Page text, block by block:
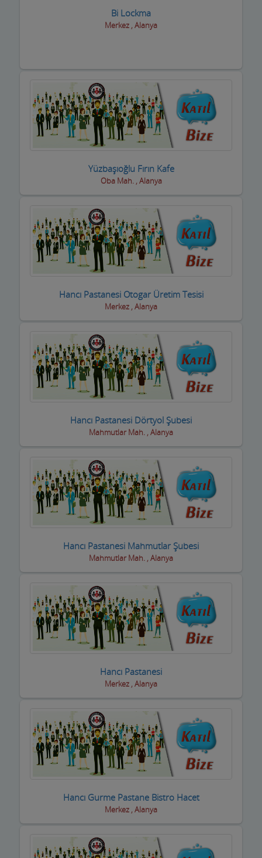
Kurs Eğitim Hizmetleri
Kuru Temizleme,Yıkama
Maden Kömür Sanayi
Manavlar
Marketler ve Tekel Bayiler
Medikal Tıbbi Malzemeler
Mermerciler
Mimarlar / Mühendisler
Mobilya imalat
Mobilya Mağazaları
Moda Evleri ve Gelinlik
Motorsiklet Firmaları
Muhasebeciler SMMM
Muhtarlar
Müzik Aletleri ve kursları
Öğrenci Yurtları
Optik / Gözlük Firmaları
Organizasyon Hizmetleri
Otel Ekipmanları
Oto Aksesuar Firmaları
Oto Boya Firmaları
Oto Galeriler
Oto Kaportacılar
Oto Klima ve Elektrikciler
Oto Kurtarıcı ve Vinç
Oto Lastik Firmaları
Oto Servisleri ve Tamircileri
Oto yedek parça
Bi Lockma
Merkez , Alanya
Yüzbaşıoğlu Fırın Kafe
Oba Mah. , Alanya
Hancı Pastanesi Otogar Üretim Tesisi
Merkez , Alanya
Hancı Pastanesi Dörtyol Şubesi
Mahmutlar Mah. , Alanya
Hancı Pastanesi Mahmutlar Şubesi
Mahmutlar Mah. , Alanya
Hancı Pastanesi
Merkez , Alanya
Hancı Gurme Pastane Bistro Hacet
Merkez , Alanya